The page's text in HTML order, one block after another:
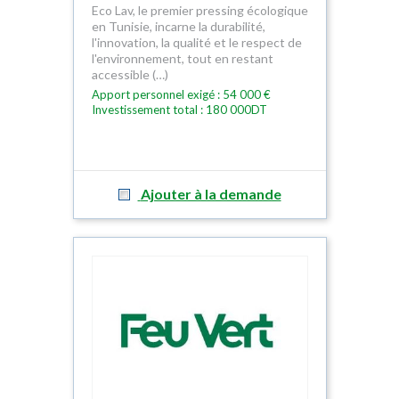
Eco Lav, le premier pressing écologique
en Tunisie, incarne la durabilité,
l'innovation, la qualité et le respect de
l'environnement, tout en restant
accessible (…)
Apport personnel exigé : 54 000 €
Investissement total : 180 000DT
Ajouter à la demande